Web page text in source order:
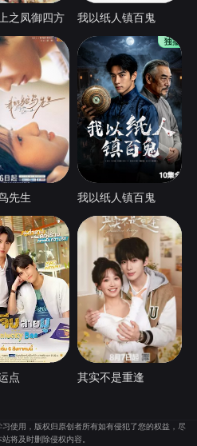
之凤御四方 我以纸人镇百鬼
先生 我以纸人镇百鬼
点 其实不是重逢
使用，版权归原创者所有如有侵犯了您的权益，尽
将及时删除侵权内容。